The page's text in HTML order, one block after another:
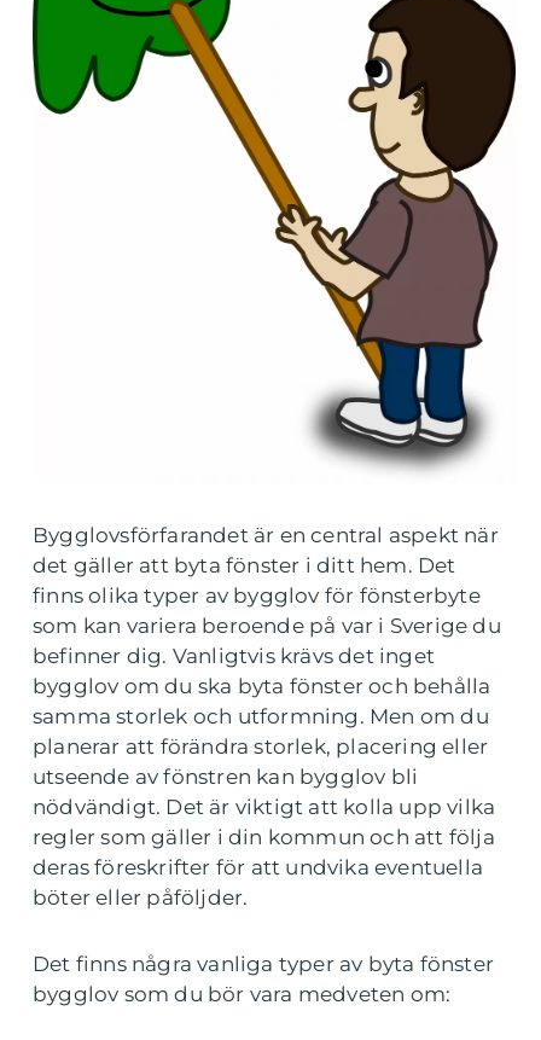
Bygglovsförfarandet är en central aspekt när
det gäller att byta fönster i ditt hem. Det
finns olika typer av bygglov för fönsterbyte
som kan variera beroende på var i Sverige du
befinner dig. Vanligtvis krävs det inget
bygglov om du ska byta fönster och behålla
samma storlek och utformning. Men om du
planerar att förändra storlek, placering eller
utseende av fönstren kan bygglov bli
nödvändigt. Det är viktigt att kolla upp vilka
regler som gäller i din kommun och att följa
deras föreskrifter för att undvika eventuella
böter eller påföljder.
Det finns några vanliga typer av byta fönster
bygglov som du bör vara medveten om: